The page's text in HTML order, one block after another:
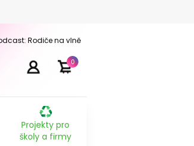
0
Projekty pro
školy a firmy
Rodiče na vlně